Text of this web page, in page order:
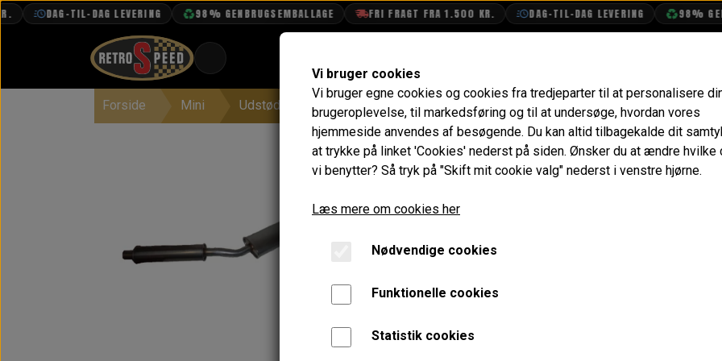
DAG-TIL-DAG LEVERING 98% GENBRUGSEMBALLAGE FRI FRAGT FRA 1.500 KR. DAG-TIL-DAG LEVERING 98%
VANDPOLERING
Forside Mini Udstødning Bagpotte & Lyddæmper RC40 Dobbelt Bagpotte
På lager
RC40 Dobbelt Bagpotte
Varenummer: RC40
Rør diameter 1,75" / 44mm med krom afgangsrør i siden.
Maniflow udstødninger er af højere kvalitet end RC40 og
Vi bruger cookies
Vi bruger egne cookies og cookies fra tredjeparter til at personalisere
brugeroplevelse, til markedsføring og til at undersøge, hvordan vores
hjemmeside anvendes af besøgende. Du kan altid tilbagekalde dit
at trykke på linket 'Cookies' nederst på siden. Ønsker du at ændre hvilke
vi benytter? Så tryk på "Skift mit cookie valg" nederst i venstre hjørne.
Læs mere om cookies her
Nødvendige cookies
Funktionelle cookies
Statistik cookies